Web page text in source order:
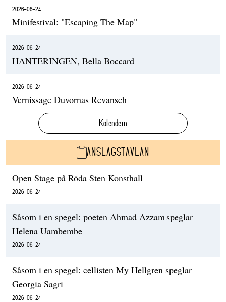
2026-06-24
Minifestival: "Escaping The Map"
2026-06-24
HANTERINGEN, Bella Boccard
2026-06-24
Vernissage Duvornas Revansch
Kalendern
ANSLAGSTAVLAN
Open Stage på Röda Sten Konsthall
2026-06-24
Såsom i en spegel: poeten Ahmad Azzam speglar
Helena Uambembe
2026-06-24
Såsom i en spegel: cellisten My Hellgren speglar
Georgia Sagri
2026-06-24